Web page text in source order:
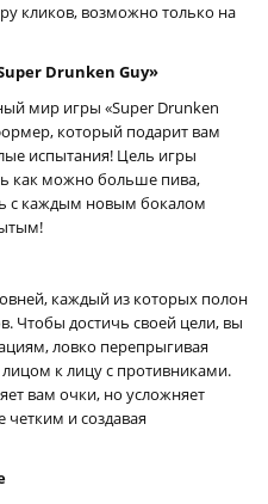
кликов, возможно только на
Drunken Guy»
мир игры «Super Drunken
который подарит вам
испытания! Цель игры
как можно больше пива,
с каждым новым бокалом
каждый из которых полон
Чтобы достичь своей цели, вы
ловко перепрыгивая
лицом к лицу с противниками.
вам очки, но усложняет
четким и создавая